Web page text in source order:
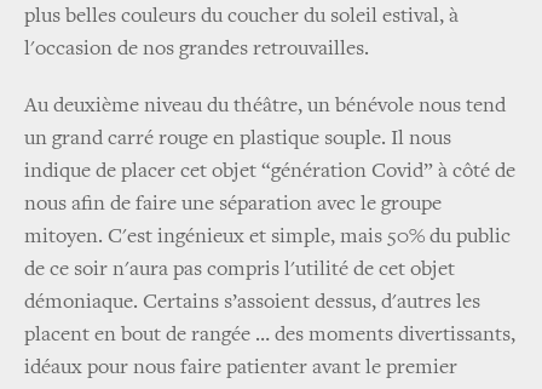
plus belles couleurs du coucher du soleil estival, à
l'occasion de nos grandes retrouvailles.
Au deuxième niveau du théâtre, un bénévole nous tend
un grand carré rouge en plastique souple. Il nous
indique de placer cet objet “génération Covid” à côté de
nous afin de faire une séparation avec le groupe
mitoyen. C'est ingénieux et simple, mais 50% du public
de ce soir n'aura pas compris l'utilité de cet objet
démoniaque. Certains s’assoient dessus, d'autres les
placent en bout de rangée … des moments divertissants,
idéaux pour nous faire patienter avant le premier